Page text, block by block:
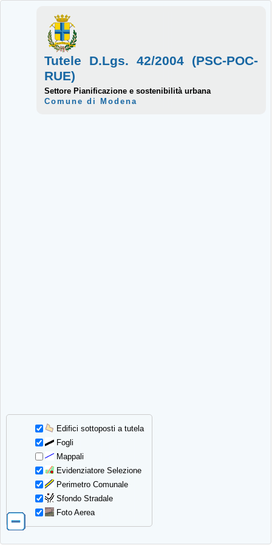
Edifici sottoposti a tutela
Fogli
Mappali
Evidenziatore Selezione
Perimetro Comunale
Sfondo Stradale
Foto Aerea
Tutele D.Lgs. 42/2004 (PSC-POC-
RUE)
Settore Pianificazione e sostenibilità urbana
Comune di Modena